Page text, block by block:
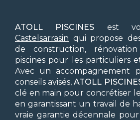
ATOLL PISCINES est
Castelsarrasin qui propose
de construction,
piscines pour les particuliers
Avec un accompagnement
conseils avisés, ATOLL
clé en main pour concrétiser
en garantissant un travail de
vraie garantie décennale